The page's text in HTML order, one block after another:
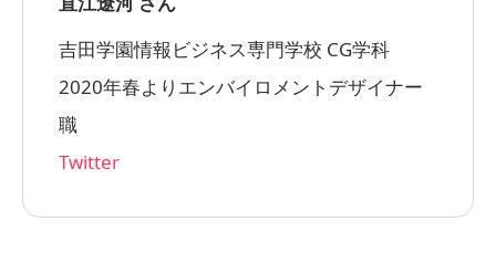
吉田学園情報ビジネス専門学校 CG学科
2020年春よりエンバイロメントデザイナー
職
Twitter